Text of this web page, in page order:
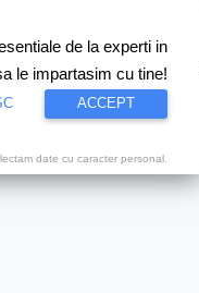
speciale Video
de la experti in
le impartasim cu tine!
ACCEPT
date cu caracter personal.